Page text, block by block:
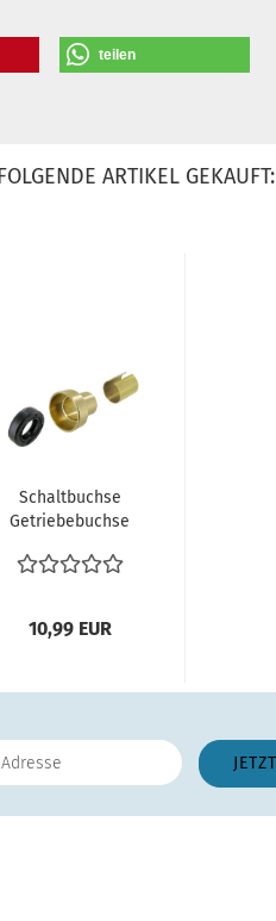
teilen
ARTIKEL GEKAUFT:
Schaltbuchse
Getriebebuchse
Dichtung...
10,99 EUR